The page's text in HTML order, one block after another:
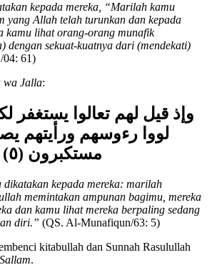
kepada mereka, “Marilah kamu
yang Allah telah turunkan dan kepada
kamu lihat orang-orang munafik
dengan sekuat-kuatnya dari (mendekati)
وإذ قيل لهم تعالوا يستغفر
لووا رءوسهم ورأيتهم
مستكبرون (٥)
dikatakan kepada mereka: marilah
memintakan ampunan bagimu, mereka
dan kamu lihat mereka berpaling sedang
kitabullah dan Sunnah Rasulullah